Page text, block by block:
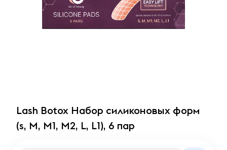
Lash Botox Набор силиконовых форм
(s, M, M1, M2, L, L1), 6 пар